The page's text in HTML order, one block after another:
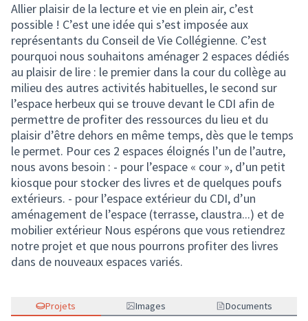
Allier plaisir de la lecture et vie en plein air, c’est
possible ! C’est une idée qui s’est imposée aux
représentants du Conseil de Vie Collégienne. C’est
pourquoi nous souhaitons aménager 2 espaces dédiés
au plaisir de lire : le premier dans la cour du collège au
milieu des autres activités habituelles, le second sur
l’espace herbeux qui se trouve devant le CDI afin de
permettre de profiter des ressources du lieu et du
plaisir d’être dehors en même temps, dès que le temps
le permet. Pour ces 2 espaces éloignés l’un de l’autre,
nous avons besoin : - pour l’espace « cour », d’un petit
kiosque pour stocker des livres et de quelques poufs
extérieurs. - pour l’espace extérieur du CDI, d’un
aménagement de l’espace (terrasse, claustra...) et de
mobilier extérieur Nous espérons que vous retiendrez
notre projet et que nous pourrons profiter des livres
dans de nouveaux espaces variés.
Projets Images Documents